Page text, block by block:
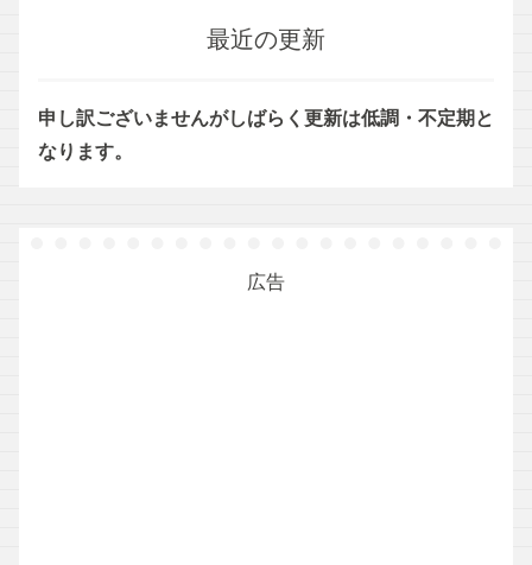
最近の更新
申し訳ございませんがしばらく更新は低調・不定期と
なります。
広告